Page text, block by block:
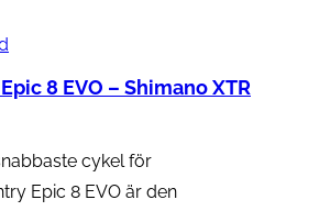
8 EVO – Shimano XTR
cykel för
Epic 8 EVO är den